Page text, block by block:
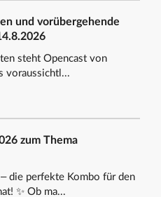
und vorübergehende
steht Opencast von
voraussichtl...
zum Thema
die perfekte Kombo für den
✨ Ob ma...